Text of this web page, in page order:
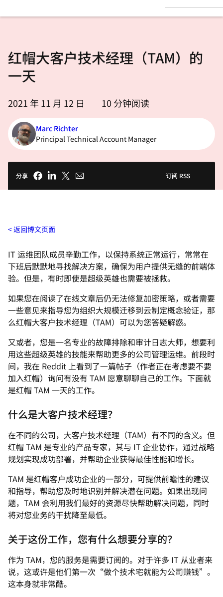
言
红帽大客户技术经理（TAM）的
一天
2021 年 11 月 12 日 10 分钟阅读
Marc Richter
Principal Technical Account Manager
分享 订阅 RSS
返回博文页面
IT 运维团队成员辛勤工作，以保持系统正常运行，常常在
下班后默默地寻找解决方案，确保为用户提供无缝的前端体
验。但是，有时即使是超级英雄也需要被拯救。
如果您在阅读了在线文章后仍无法修复加密策略，或者需要
一些意见来指导您为组织大规模迁移到云制定概念验证，那
么红帽大客户技术经理（TAM）可以为您答疑解惑。
又或者，您是一名专业的故障排除和审计日志大师，想要利
用这些超级英雄的技能来帮助更多的公司管理运维。前段时
间，我在 Reddit 上看到了一篇帖子（作者正在考虑要不要
加入红帽）询问有没有 TAM 愿意聊聊自己的工作。下面就
是红帽 TAM 一天的工作。
什么是大客户技术经理？
在不同的公司，大客户技术经理（TAM）有不同的含义。但
红帽 TAM 是专业的产品专家，其与 IT 企业协作，通过战略
规划实现成功部署，并帮助企业获得最佳性能和增长。
TAM 是红帽客户成功企业的一部分，可提供前瞻性的建议
和指导，帮助您及时地识别并解决潜在问题。如果出现问
题，TAM 会利用我们最好的资源尽快帮助解决问题，同时
将对您业务的干扰降至最低。
关于这份工作，您有什么想要分享的？
作为 TAM，您的服务是需要订阅的。对于许多 IT 从业者来
说，这或许是他们第一次“做个技术宅就能为公司赚钱”。
这本身就非常酷。